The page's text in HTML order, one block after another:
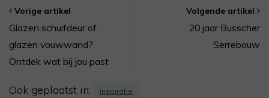
Vorige artikel
Glazen schuifdeur of
glazen vouwwand?
Ontdek wat bij jou past
Volgende artikel
20 jaar Busscher
Serrebouw
Ook geplaatst in: Inspiratie